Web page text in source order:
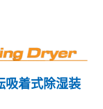
吸着式除湿装